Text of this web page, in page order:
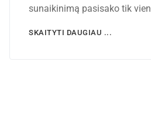
sunaikinimą pasisako tik
SKAITYTI DAUGIAU ...